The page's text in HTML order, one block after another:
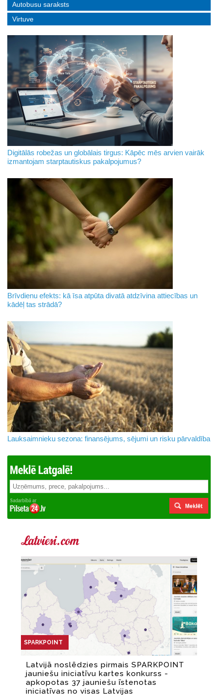
Autobusu saraksts
Virtuve
Digitālās robežas un globālais tirgus: Kāpēc mēs arvien vairāk
izmantojam starptautiskus pakalpojumus?
Brīvdienu efekts: kā īsa atpūta divatā atdzīvina attiecības un
kādēļ tas strādā?
Lauksaimnieku sezona: finansējums, sējumi un risku pārvaldība